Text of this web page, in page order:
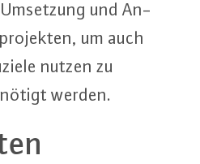
und An­
um auch
nutzen zu
werden.